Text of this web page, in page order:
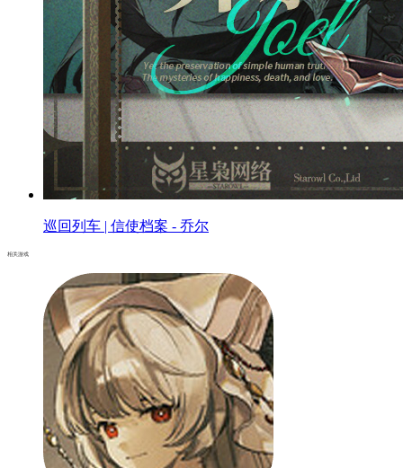
巡回列车 | 信使档案 - 乔尔
相关游戏